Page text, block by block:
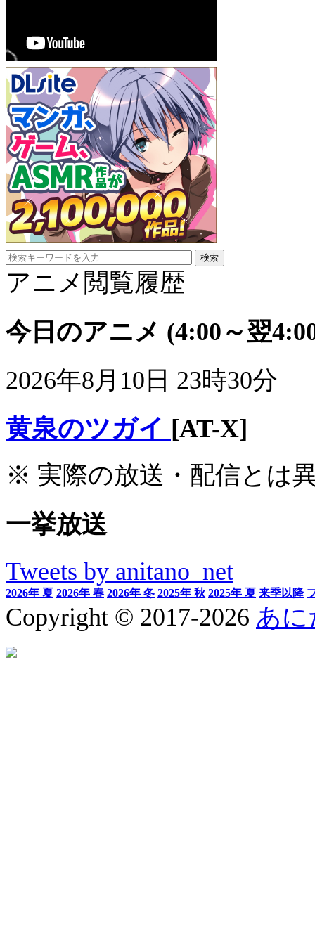
アニメ閲覧履歴
今日のアニメ (4:00～翌
2026年8月10日 23時30分
黄泉のツガイ [AT-X]
※ 実際の放送・配信とは
一挙放送
Tweets by anitano_net
2026年 夏 2026年 春 2026年 冬 2025年 秋 2025年 夏 来季以降
Copyright © 2017-2026 あに